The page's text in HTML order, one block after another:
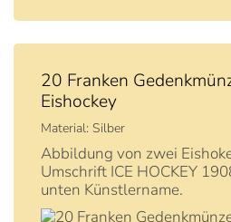
20 Franken
Eishockey
Material: Silber
Abbildung von zwei
Umschrift ICE HOCKEY
unten Künstlername.